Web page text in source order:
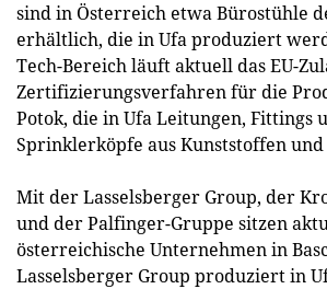
sind in Österreich etwa Bürostühle
erhältlich, die in Ufa produziert
Tech-Bereich läuft aktuell das EU-
Zertifizierungsverfahren für die
Potok, die in Ufa Leitungen, Fittings
Sprinklerköpfe aus Kunststoffen
Mit der Lasselsberger Group, der
und der Palfinger-Gruppe sitzen
österreichische Unternehmen in
Lasselsberger Group produziert in